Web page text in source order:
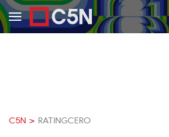
C5N > RATINGCERO